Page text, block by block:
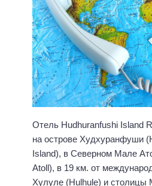
Отель Hudhuranfushi Island
на острове Худхуранфуши
Island), в Северном Мале
Atoll), в 19 км. от
Хулуле (Hulhule) и столицы